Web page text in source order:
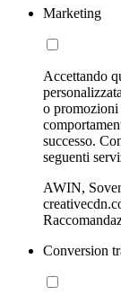
Marketing
Accettando
o promozioni
successo.
seguenti
AWIN,
Conversion